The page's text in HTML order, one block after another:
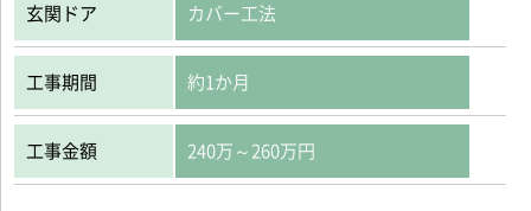
玄関ドア カバー工法
工事期間 約1か月
工事金額 240万～260万円